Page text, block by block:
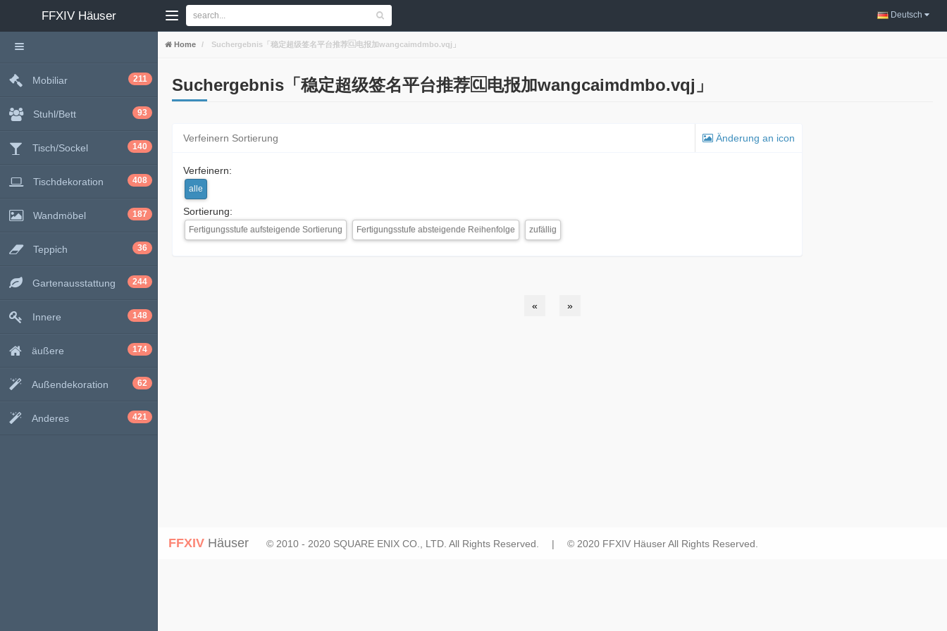
FFXIV Häuser Deutsch
Home Suchergebnis「稳定超级签名平台推荐🆑电报加wangcaimdmbo.vqj」
Suchergebnis「稳定超级签名平台推荐🆑电报加wangcaimdmbo.vqj」
Verfeinern Sortierung Änderung an icon
Verfeinern:
alle
Sortierung:
Fertigungsstufe aufsteigende Sortierung Fertigungsstufe absteigende Reihenfolge zufällig
« »
Mobiliar 211
Stuhl/Bett 93
Tisch/Sockel 140
Tischdekoration 408
Wandmöbel 187
Teppich 36
Gartenausstattung 244
Innere 148
äußere 174
Außendekoration 62
Anderes 421
FFXIV Häuser © 2010 - 2020 SQUARE ENIX CO., LTD. All Rights Reserved. | © 2020 FFXIV Häuser All Rights Reserved.